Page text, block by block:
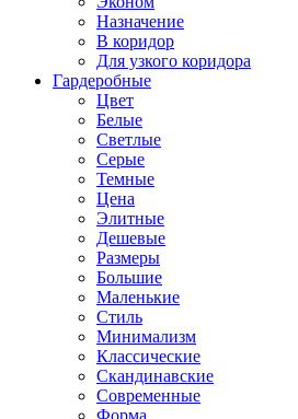
Назначение
В коридор
Для узкого коридора
Гардеробные
Цвет
Белые
Светлые
Серые
Темные
Цена
Элитные
Дешевые
Размеры
Большие
Маленькие
Стиль
Минимализм
Классические
Скандинавские
Современные
Форма